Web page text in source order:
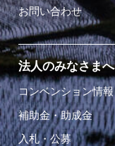
お問い合わせ
法人のみなさまへ
コンベンション情報
補助金・助成金
入札・公募